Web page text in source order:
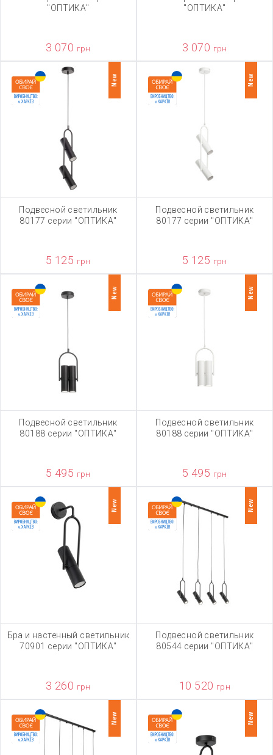
"ОПТИКА"
3 070 грн
"ОПТИКА"
3 070 грн
New
Подвесной светильник
80177 серии "ОПТИКА"
5 125 грн
New
Подвесной светильник
80177 серии "ОПТИКА"
5 125 грн
New
Подвесной светильник
80188 серии "ОПТИКА"
5 495 грн
New
Подвесной светильник
80188 серии "ОПТИКА"
5 495 грн
New
Бра и настенный светильник
70901 серии "ОПТИКА"
3 260 грн
New
Подвесной светильник
80544 серии "ОПТИКА"
10 520 грн
New New